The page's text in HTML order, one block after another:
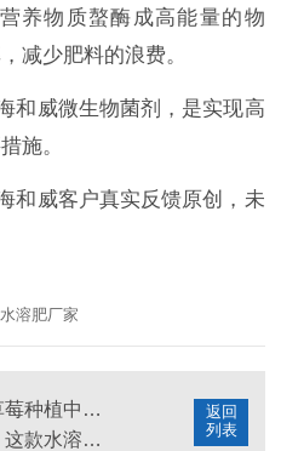
养物质螯酶成高能量的物
减少肥料的浪费。
和威微生物菌剂，是实现高
施。
和威客户真实反馈原创，未
溶肥厂家
返回
列表
海和威水溶肥在草莓种植中的妙用
草莓施肥新选择：这款水溶肥真不错